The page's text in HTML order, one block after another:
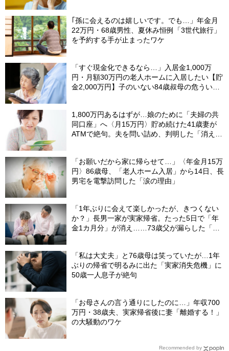
｢孫に会えるのは嬉しいです。でも…」年金月
22万円・68歳男性、夏休み恒例「3世代旅行」
を予約する手が止まったワケ
「すぐ現金化できるなら…」入居金1,000万
円・月額30万円の老人ホームに入居したい【貯
金2,000万円】子のいない84歳叔母の危うい決
1,800万円あるはずが…娘のために「夫婦の共
同口座」へ〈月15万円〉貯め続けた41歳妻が
ATMで絶句。夫を問い詰め、判明した「消えた
「お願いだから家に帰らせて…」〈年金月15万
円〉86歳母、「老人ホーム入居」から14日、長
男宅を電撃訪問した「涙の理由」
「1年ぶりに会えて楽しかったが、きつくない
か？」長男一家が実家帰省。たった5日で「年
金1カ月分」が消え……73歳父が漏らした「本
「私は大丈夫」と76歳母は笑っていたが…1年
ぶりの帰省で明るみに出た「実家消失危機」に
50歳一人息子が絶句
「お母さんの言う通りにしたのに…」年収700
万円・38歳夫、実家帰省後に妻「離婚する！」
の大騒動のワケ
Recommended by